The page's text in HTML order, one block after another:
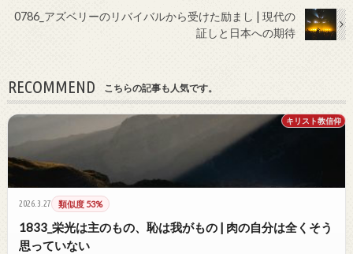
0786_アズベリーのリバイバルから受けた励まし | 現代の
証しと日本への期待
RECOMMEND こちらの記事も人気です。
キリスト教信仰
2026.3.27 類似度 53%
1833_栄光は主のもの、恥は我がもの | 肉の自分は全くそう
思っていない